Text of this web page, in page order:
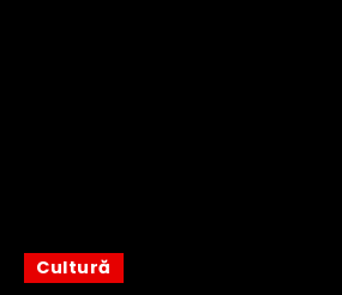
Cultură